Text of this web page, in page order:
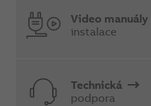
Video manuály
instalace
Technická
podpora